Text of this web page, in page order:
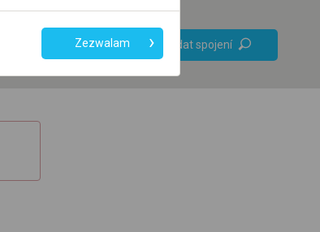
Pouze jízdenky online
Vyhledat spojení
Zezwalam